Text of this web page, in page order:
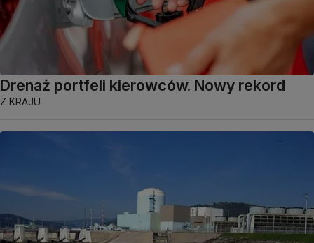
Drenaż portfeli kierowców. Nowy rekord
Z KRAJU